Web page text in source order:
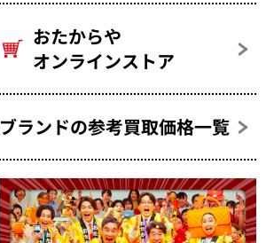
おたからや
オンラインストア
ブランドの参考買取価格一覧